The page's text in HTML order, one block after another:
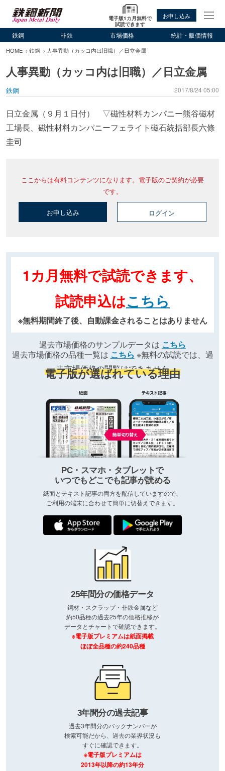
電子版1カ月無料で
試読できます
お申し込み
鉄鋼 非鉄 市場価格 統計・販価情報
HOME 鉄鋼 人事異動（カッコ内は旧職）／日立金属
人事異動（カッコ内は旧職）／日立金属
鉄鋼 2017/8/24 05:00
日立金属（９月１日付） ▽磁性材料カンパニー熊谷磁材
工場長、磁性材料カンパニーフェライト磁石統括部長六條
圭司
ここからは有料コンテンツになります。電子版のご契約が必要
です。
お申し込み ログイン
1カ月無料で試読できます、
試読申込はこちら
※無料期間終了後、自動課金されることはありません
過去市場価格のサンプルデータは こちら
過去市場価格の品種一覧は こちら ※無料の試読では、過
去市場価格の閲覧はできません
電子版が選ばれている理由
PC・スマホ・タブレットで
いつでもどこでも記事が読める
紙面とテキスト記事の両方を配信していますので、
ご利用の端末に合わせて簡単に切替えできます。
25年間分の価格データ
鋼材・スクラップ・非鉄金属など
約50品種の過去25年の価格推移が
データとチャートで確認できます。
※電子版プレミアムは紙面掲載
ほぼ全品種の約240品種
3年間分の過去記事
過去3年間分のバックナンバーが
検索可能だから、過去の業界状況も
すぐに確認できます。
※電子版プレミアムは
2013年以降の約13年分